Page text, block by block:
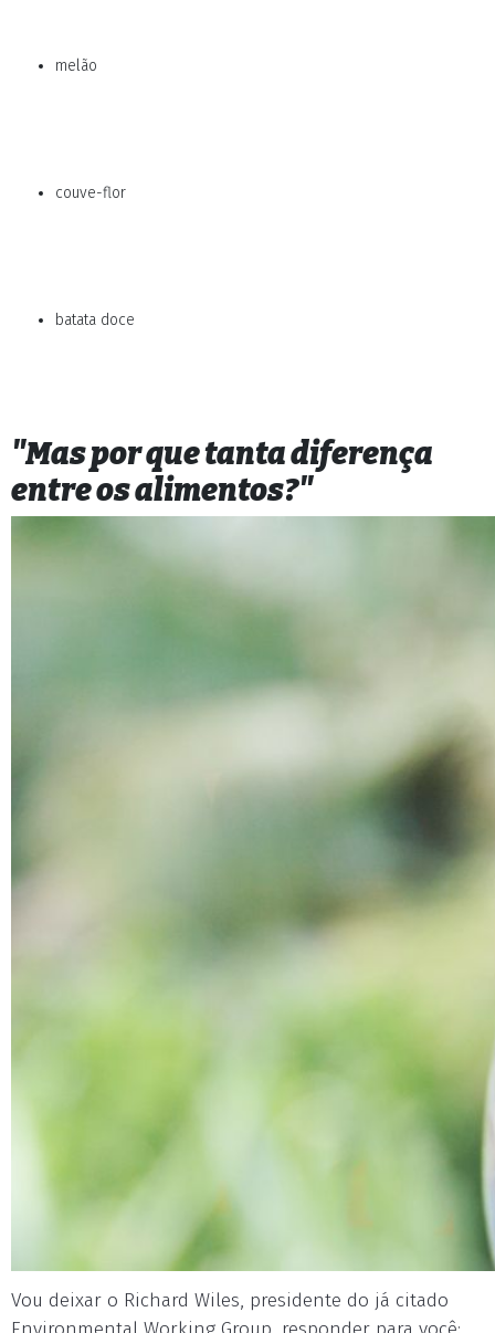
melão
couve-flor
batata doce
"Mas por que tanta diferença
entre os alimentos?"
Vou deixar o Richard Wiles, presidente do já citado